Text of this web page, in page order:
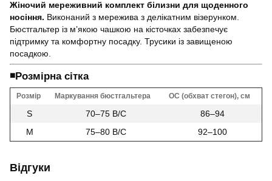
Жіночий мереживний комплект білизни для щоденного
носіння. Виконаний з мережива з делікатним візерунком.
Бюстгальтер із м’якою чашкою на кісточках забезпечує
підтримку та комфортну посадку. Трусики із завищеною
посадкою.
◾️Розмірна сітка
Розмір Маркування бюстгальтера ОС (обхват стегон), см
S 70–75 B/C
86–94
M
75–80 B/C 92–100
Відгуки